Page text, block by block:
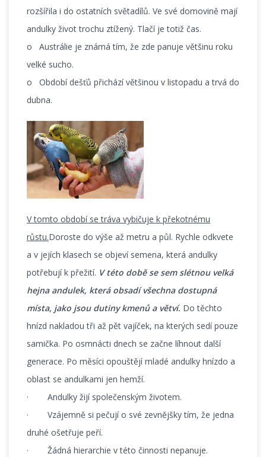
rozšířila i do ostatních světadílů. Ve své domovině mají
andulky život trochu ztížený. Tlačí je totiž čas.
o Austrálie je známá tím, že zde panuje většinu roku
velké sucho.
o Období dešťů přichází většinou v listopadu a trvá do
dubna.
V tomto období se tráva vybičuje k překotnému
růstu.Doroste do výše až metru a půl. Rychle odkvete
a v jejích klasech se objeví semena, která andulky
potřebují k přežití. V této době se sem slétnou velká
hejna andulek, která obsadí všechna dostupná
místa, jako jsou dutiny kmenů a větví. Do těchto
hnízd nakladou tři až pět vajíček, na kterých sedí pouze
samička. Po osmnácti dnech se začne líhnout další
generace. Po měsíci opouštějí mladé andulky hnízdo a
oblast se andulkami jen hemží.
· Andulky žijí společenským životem.
· Vzájemně si pečují o své zevnějšky tím, že jedna
druhé ošetřuje peří.
· Žádná hierarchie v této činnosti nepanuje.